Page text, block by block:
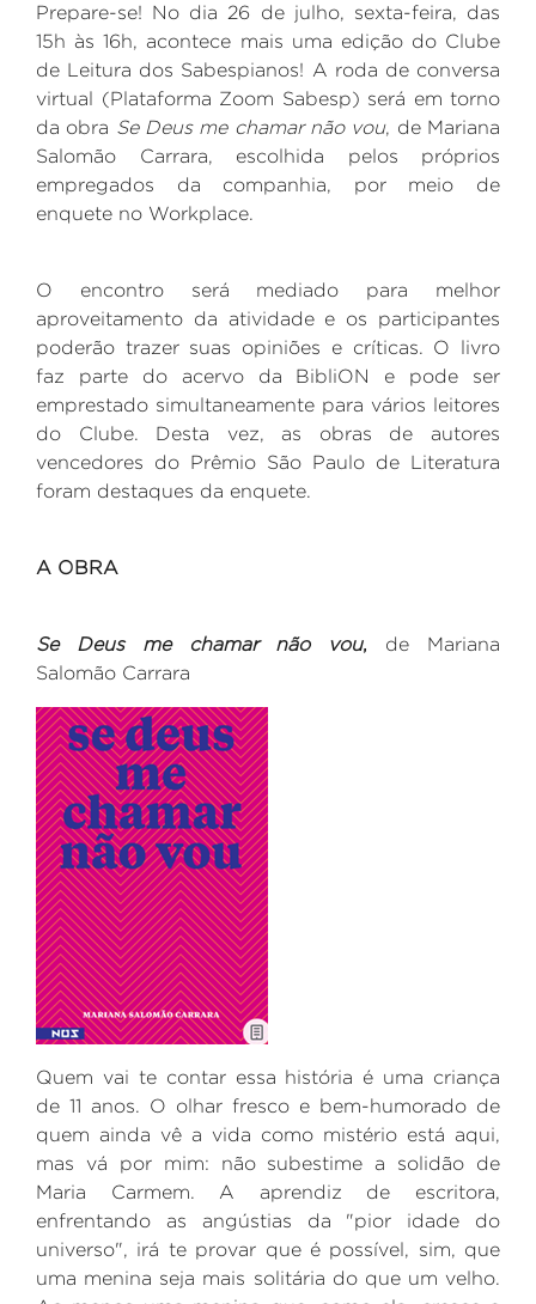
Prepare-se! No dia 26 de julho, sexta-feira, das
15h às 16h, acontece mais uma edição do Clube
de Leitura dos Sabespianos! A roda de conversa
virtual (Plataforma Zoom Sabesp) será em torno
da obra Se Deus me chamar não vou, de Mariana
Salomão Carrara, escolhida pelos próprios
empregados da companhia, por meio de
enquete no Workplace.
O encontro será mediado para melhor
aproveitamento da atividade e os participantes
poderão trazer suas opiniões e críticas. O livro
faz parte do acervo da BibliON e pode ser
emprestado simultaneamente para vários leitores
do Clube. Desta vez, as obras de autores
vencedores do Prêmio São Paulo de Literatura
foram destaques da enquete.
A OBRA
Se Deus me chamar não vou, de Mariana
Salomão Carrara
Quem vai te contar essa história é uma criança
de 11 anos. O olhar fresco e bem-humorado de
quem ainda vê a vida como mistério está aqui,
mas vá por mim: não subestime a solidão de
Maria Carmem. A aprendiz de escritora,
enfrentando as angústias da "pior idade do
universo", irá te provar que é possível, sim, que
uma menina seja mais solitária do que um velho.